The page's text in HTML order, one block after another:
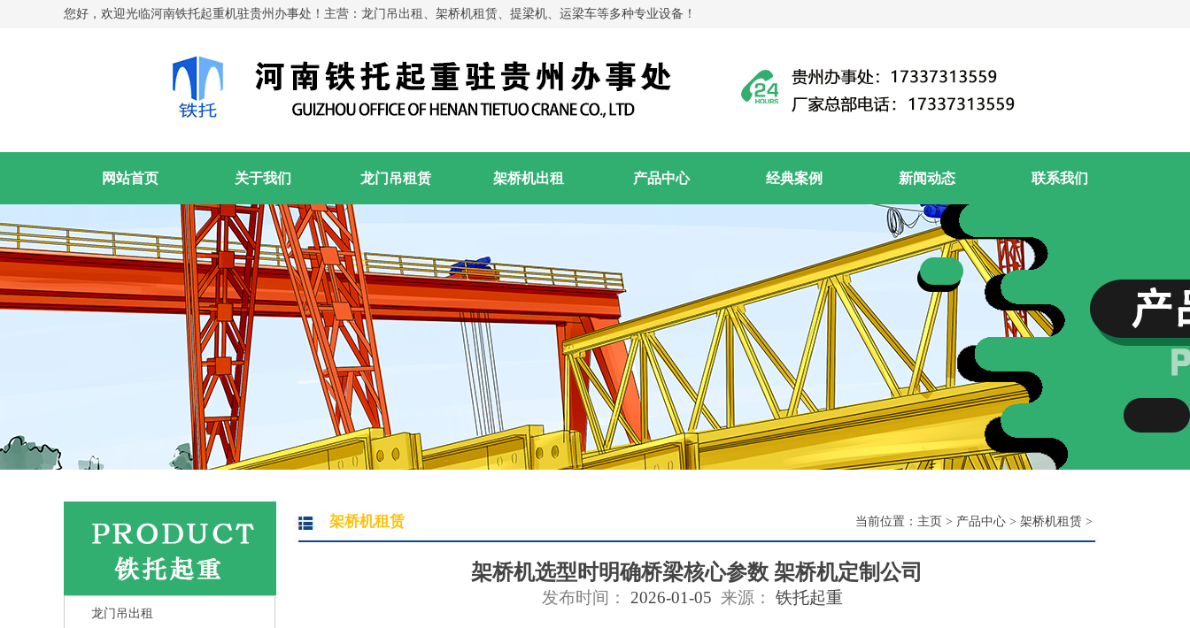
您好，欢迎光临河南铁托起重机驻贵州办事处！主营：龙门吊出租、架桥机租赁、提梁机、运梁车等多种专业设备！
网站首页 关于我们 龙门吊租赁 架桥机出租 产品中心 经典案例 新闻动态 联系我们
龙门吊出租
架桥机租赁 当前位置： 主页 > 产品中心 > 架桥机租赁 >
架桥机选型时明确桥梁核心参数 架桥机定制公司
发布时间： 2026-01-05 来源： 铁托起重